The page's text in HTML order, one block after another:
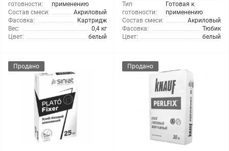
готовности:
применению
Состав смеси:
Акриловый
Фасовка:
Картридж
Вес:
0,4 кг
Цвет:
белый
Тип
готовности:
Готовая к
применению
Состав смеси:
Акриловый
Фасовка:
Тюбик
Цвет:
белый
Продано Продано